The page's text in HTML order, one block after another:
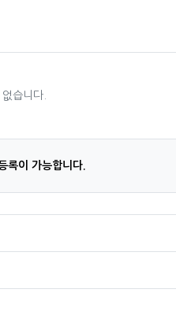
습니다.
록이 가능합니다.